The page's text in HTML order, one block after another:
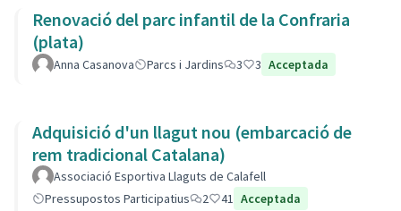
Renovació del parc infantil de la Confraria
(plata)
Anna Casanova Parcs i Jardins 3 3 Acceptada
Adquisició d'un llagut nou (embarcació de
rem tradicional Catalana)
Associació Esportiva Llaguts de Calafell
Pressupostos Participatius
2 41 Acceptada